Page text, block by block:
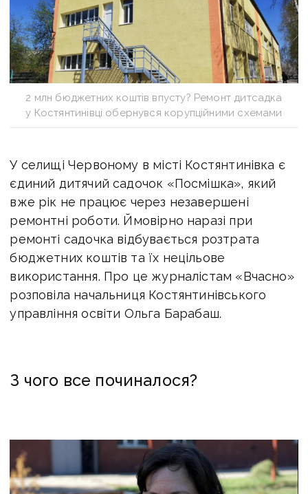
2 млн бюджетних коштів впусту? Ремонт дитсадка
у Костянтинівці обернувся корупційними схемами
У селищі Червоному в місті Костянтинівка є
єдиний дитячий садочок «Посмішка», який
вже рік не працює через незавершені
ремонтні роботи. Ймовірно наразі при
ремонті садочка відбувається розтрата
бюджетних коштів та їх нецільове
використання. Про це журналістам «Вчасно»
розповіла начальниця Костянтинівського
управління освіти Ольга Барабаш.
З чого все починалося?